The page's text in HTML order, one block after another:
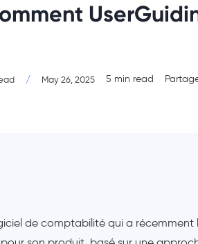
/ May 26, 2025 5 min read
de comptabilité qui a récemment